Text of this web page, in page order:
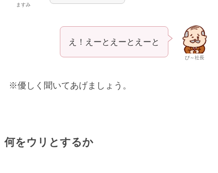
ますみ
び～社長
え！えーとえーとえーと
※優しく聞いてあげましょう。
何をウリとするか